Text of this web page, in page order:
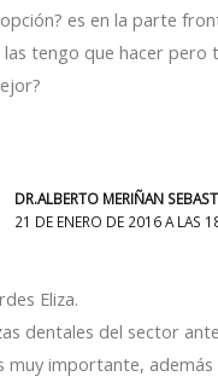
es en la parte
tengo que hacer pero
DR.ALBERTO MERIÑAN
21 DE ENERO DE 2016 A LAS
Eliza.
dentales del sector
muy importante, además